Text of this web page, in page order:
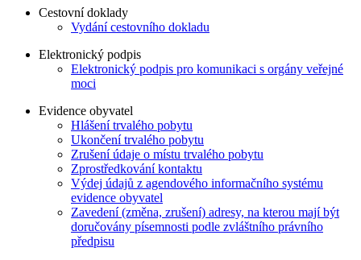
Cestovní doklady
Vydání cestovního dokladu
Elektronický podpis
Elektronický podpis pro komunikaci s orgány veřejné
moci
Evidence obyvatel
Hlášení trvalého pobytu
Ukončení trvalého pobytu
Zrušení údaje o místu trvalého pobytu
Zprostředkování kontaktu
Výdej údajů z agendového informačního systému
evidence obyvatel
Zavedení (změna, zrušení) adresy, na kterou mají být
doručovány písemnosti podle zvláštního právního
předpisu